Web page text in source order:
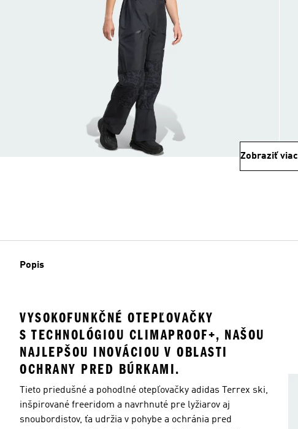
Zobraziť viac
Popis
VYSOKOFUNKČNÉ OTEPĽOVAČKY
S TECHNOLÓGIOU CLIMAPROOF+, NAŠOU
NAJLEPŠOU INOVÁCIOU V OBLASTI
OCHRANY PRED BÚRKAMI.
Tieto priedušné a pohodlné otepľovačky adidas Terrex ski,
inšpirované freeridom a navrhnuté pre lyžiarov aj
snoubordistov, ťa udržia v pohybe a ochránia pred